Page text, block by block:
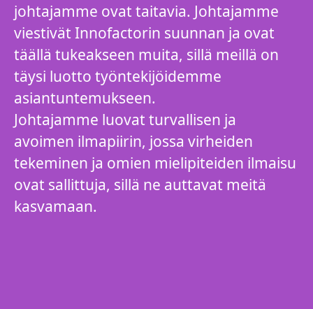
johtajamme ovat taitavia. Johtajamme
viestivät Innofactorin suunnan ja ovat
täällä tukeakseen muita, sillä meillä on
täysi luotto työntekijöidemme
asiantuntemukseen.
Johtajamme luovat turvallisen ja
avoimen ilmapiirin, jossa virheiden
tekeminen ja omien mielipiteiden ilmaisu
ovat sallittuja, sillä ne auttavat meitä
kasvamaan.